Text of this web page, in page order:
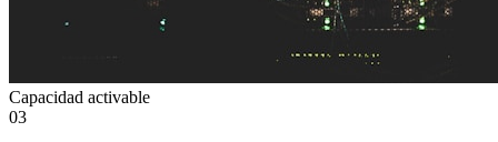
Capacidad activable
03